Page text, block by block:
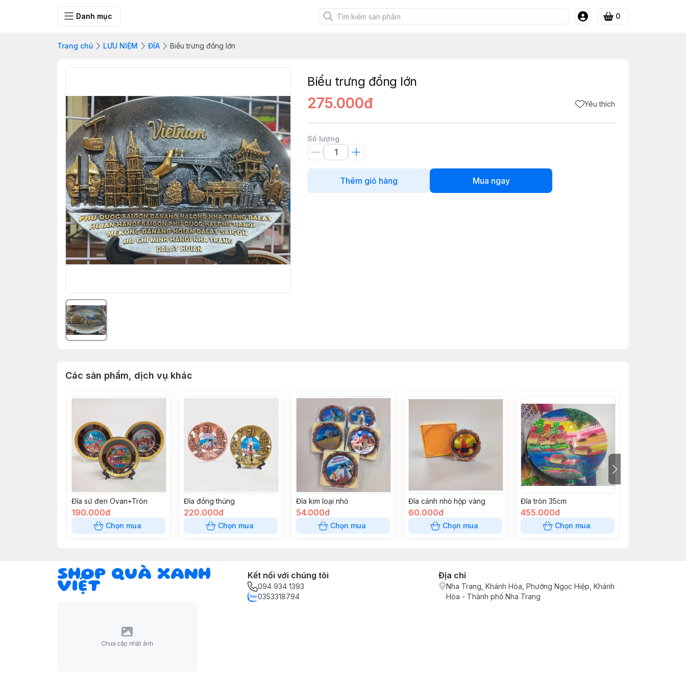
Danh mục 0
Trang chủ LƯU NIỆM ĐĨA Biểu trưng đồng lớn
Biểu trưng đồng lớn
275.000đ Yêu thích
Số lượng
Thêm giỏ hàng Mua ngay
Các sản phẩm, dịch vụ khác
Đĩa sứ đen Ovan+Tròn
190.000đ
Chọn mua
Đĩa đồng thủng
220.000đ
Chọn mua
Đĩa kim loại nhỏ
54.000đ
Chọn mua
Đĩa cảnh nhỏ hộp vàng
60.000đ
Chọn mua
Đĩa tròn 35cm
455.000đ
Chọn mua
SHOP QUÀ XANH
VIỆT
Kết nối với chúng tôi
094 934 1393
0353318794
Địa chỉ
Nha Trang, Khánh Hòa, Phường Ngọc Hiệp, Khánh
Hòa - Thành phố Nha Trang